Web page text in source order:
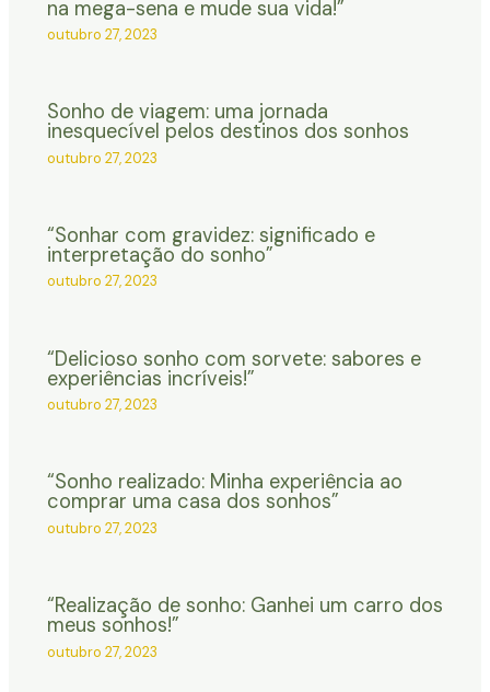
na mega-sena e mude sua vida!”
outubro 27, 2023
Sonho de viagem: uma jornada
inesquecível pelos destinos dos sonhos
outubro 27, 2023
“Sonhar com gravidez: significado e
interpretação do sonho”
outubro 27, 2023
“Delicioso sonho com sorvete: sabores e
experiências incríveis!”
outubro 27, 2023
“Sonho realizado: Minha experiência ao
comprar uma casa dos sonhos”
outubro 27, 2023
“Realização de sonho: Ganhei um carro dos
meus sonhos!”
outubro 27, 2023